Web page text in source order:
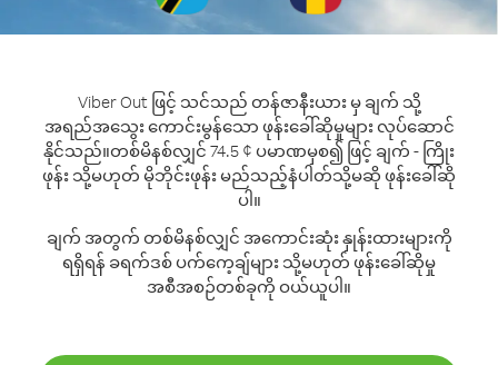
Viber Out ဖြင့် သင်သည် တန်ဇာနီးယား မှ ချက် သို့
အရည်အသွေး ကောင်းမွန်သော ဖုန်းခေါ်ဆိုမှုများ လုပ်ဆောင်
နိုင်သည်။တစ်မိနစ်လျှင် 74.5 ¢ ပမာဏမှစ၍ ဖြင့် ချက် - ကြိုး
ဖုန်း သို့မဟုတ် မိုဘိုင်းဖုန်း မည်သည့်နံပါတ်သို့မဆို ဖုန်းခေါ်ဆို
ပါ။
ချက် အတွက် တစ်မိနစ်လျှင် အကောင်းဆုံး နှုန်းထားများကို
ရရှိရန် ခရက်ဒစ် ပက်ကေ့ချ်များ သို့မဟုတ် ဖုန်းခေါ်ဆိုမှု
အစီအစဉ်တစ်ခုကို ဝယ်ယူပါ။